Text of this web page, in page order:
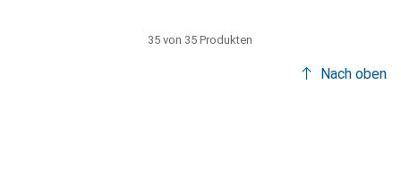
35 von 35 Produkten
Nach oben